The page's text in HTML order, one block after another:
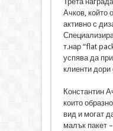
Ачков, който
активно с
т.нар “flat
успява да
клиенти дори
Константин
които
вид и могат
малък пакет